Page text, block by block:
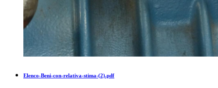
Elenco-Beni-con-relativa-stima-(2).pdf